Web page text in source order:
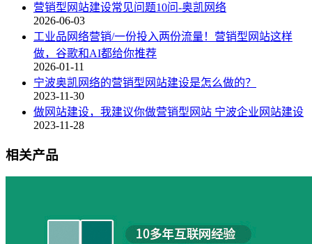
营销型网站建设常见问题10问-奥凯网络
2026-06-03
工业品网络营销/一份投入两份流量！营销型网站这样
做，谷歌和AI都给你推荐
2026-01-11
宁波奥凯网络的营销型网站建设是怎么做的？
2023-11-30
做网站建设，我建议你做营销型网站 宁波企业网站建设
2023-11-28
相关产品